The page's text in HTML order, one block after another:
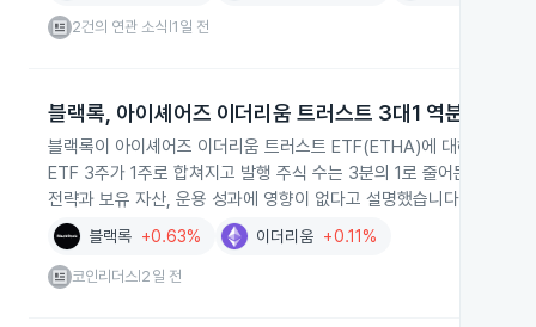
2건의 연관 소식 1일 전
블랙록, 아이셰어즈 이더리움 트러스트 3대1 역분할
블랙록이 아이셰어즈 이더리움 트러스트 ETF(ETHA)에 대해 2026
ETF 3주가 1주로 합쳐지고 발행 주식 수는 3분의 1로 줄어든다고 밝
전략과 보유 자산, 운용 성과에 영향이 없다고 설명했습니다.
블랙록 +0.63% 이더리움 +0.11%
코인리더스 2일 전